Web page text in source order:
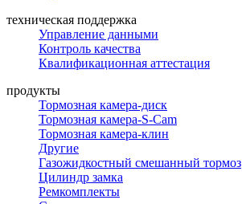
техническая поддержка
Управление данными
Контроль качества
Квалификационная аттестация
продукты
Тормозная камера-диск
Тормозная камера-S-Cam
Тормозная камера-клин
Другие
Газожидкостный смешанный тормоз
Цилиндр замка
Ремкомплекты